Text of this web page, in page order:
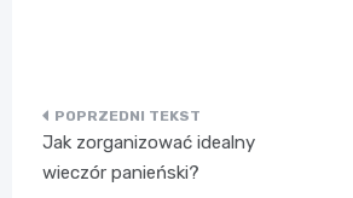
Nawigacja
wpisu
Jak zorganizować idealny
wieczór panieński?